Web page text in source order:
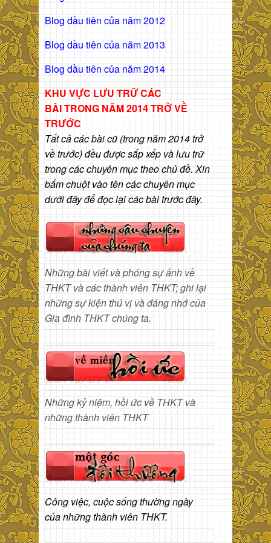
Blog dầu tiên của năm 2012
Blog dầu tiên của năm 2013
Blog dầu tiên của năm 2014
KHU VỰC LƯU TRỮ CÁC
BÀITRONG NĂM 2014 TRỞ VỀ
TRƯỚC
Tất cả các bài cũ (trong năm 2014 trở
về trước) đều được sắp xếp và lưu trữ
trong các chuyên mục theo chủ đề. Xin
bấm chuột vào tên các chuyên mục
dưới đây để đọc lại các bài trước đây.
Những bài viết và phóng sự ảnh về
THKT và các thành viên THKT; ghi lại
những sự kiện thú vị và đáng nhớ của
Gia đình THKT chúng ta.
Những kỷ niệm, hồi ức về THKT và
những thành viên THKT
Công việc, cuộc sống thường ngày
của những thành viên THKT.